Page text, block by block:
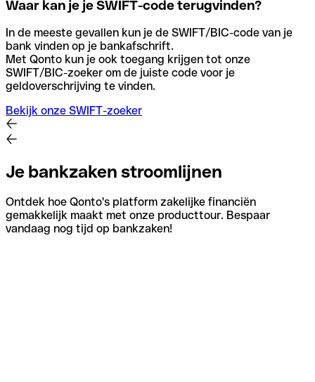
Waar kan je je SWIFT-code terugvinden?
In de meeste gevallen kun je de SWIFT/BIC-code van je
bank vinden op je bankafschrift.
Met Qonto kun je ook toegang krijgen tot onze
SWIFT/BIC-zoeker om de juiste code voor je
geldoverschrijving te vinden.
Bekijk onze SWIFT-zoeker
Je bankzaken stroomlijnen
Ontdek hoe Qonto's platform zakelijke financiën
gemakkelijk maakt met onze producttour. Bespaar
vandaag nog tijd op bankzaken!